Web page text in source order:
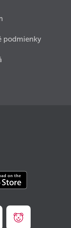
podmienky